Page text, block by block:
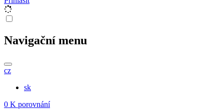
Navigační menu
cz
sk
0 K porovnání